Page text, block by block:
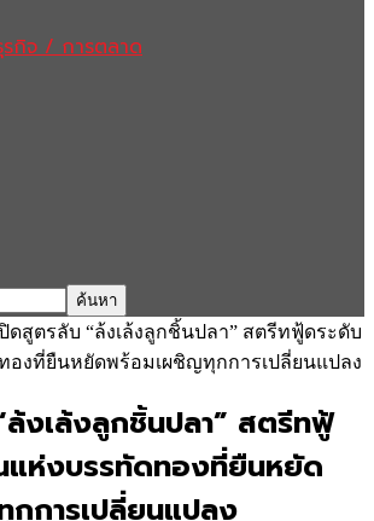
กิจ / การตลาด
ปิดสูตรลับ “ล้งเล้งลูกชิ้นปลา” สตรีทฟู้ดระดับ
องที่ยืนหยัดพร้อมเผชิญทุกการเปลี่ยนแปลง
งเล้งลูกชิ้นปลา” สตรีทฟู้
แห่งบรรทัดทองที่ยืนหยัด
การเปลี่ยนแปลง